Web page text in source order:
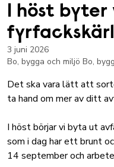
I höst byter
fyrfackskärl
3 juni 2026
Bo, bygga och miljö Bo,
Det ska vara lätt att
ta hand om mer av ditt
I höst börjar vi byta ut
som i dag har ett brunt
14 september och